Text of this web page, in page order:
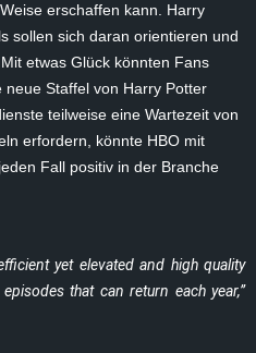
erschaffen kann. Harry
sollen sich daran orientieren und
etwas Glück könnten Fans
Staffel von Harry Potter
teilweise eine Wartezeit von
erfordern, könnte HBO mit
Fall positiv in der Branche
yet elevated and high quality
that can return each year,”